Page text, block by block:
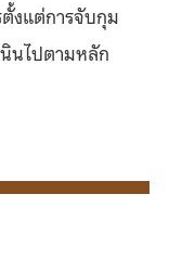
งแต่การจับกุม
นไปตามหลัก